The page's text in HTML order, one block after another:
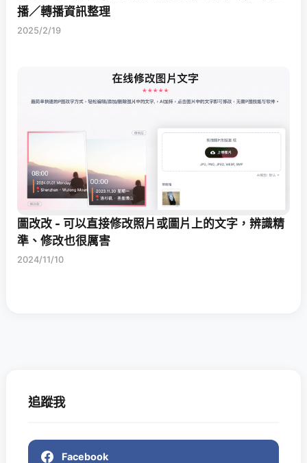
播／轉播資訊整理
2025/2/19
圖改改 - 可以直接修改照片或圖片上的文字，辨識精
準、修改也很厲害
2024/11/10
追蹤我
Facebook